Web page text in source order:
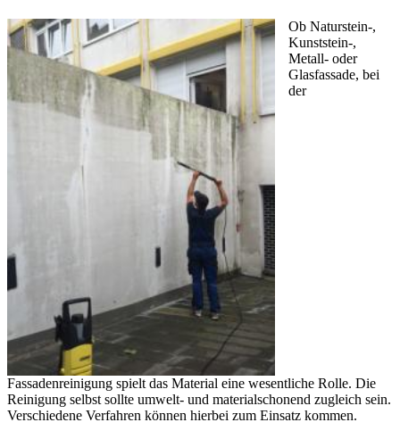
Ob Naturstein-,
Kunststein-,
Metall- oder
Glasfassade, bei
der
Fassadenreinigung spielt das Material eine wesentliche Rolle. Die
Reinigung selbst sollte umwelt- und materialschonend zugleich sein.
Verschiedene Verfahren können hierbei zum Einsatz kommen.